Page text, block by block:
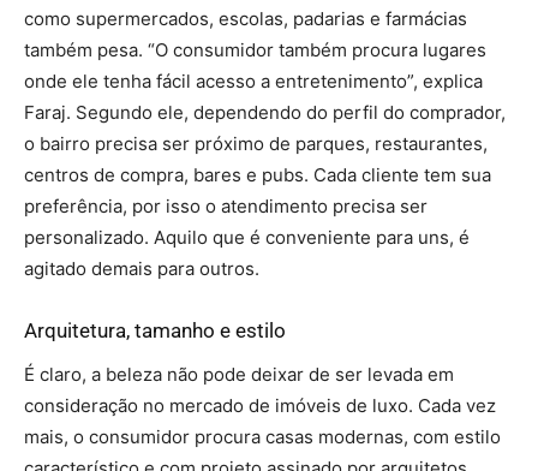
como supermercados, escolas, padarias e farmácias
também pesa. “O consumidor também procura lugares
onde ele tenha fácil acesso a entretenimento”, explica
Faraj. Segundo ele, dependendo do perfil do comprador,
o bairro precisa ser próximo de parques, restaurantes,
centros de compra, bares e pubs. Cada cliente tem sua
preferência, por isso o atendimento precisa ser
personalizado. Aquilo que é conveniente para uns, é
agitado demais para outros.
Arquitetura, tamanho e estilo
É claro, a beleza não pode deixar de ser levada em
consideração no mercado de imóveis de luxo. Cada vez
mais, o consumidor procura casas modernas, com estilo